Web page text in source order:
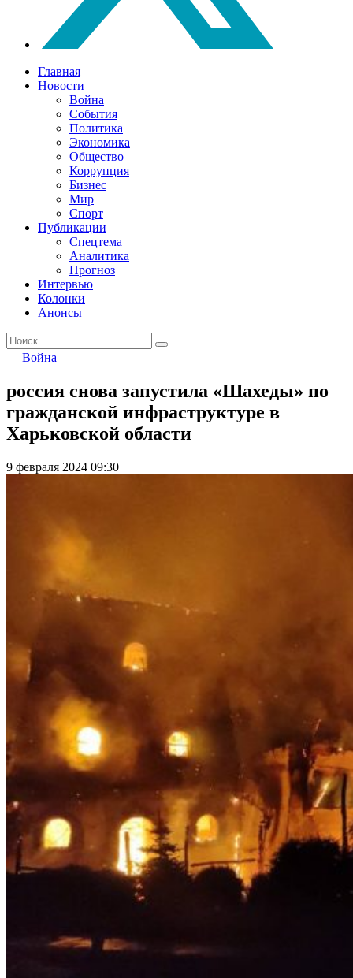
Главная
Новости
Война
События
Политика
Экономика
Общество
Коррупция
Бизнес
Мир
Спорт
Публикации
Спецтема
Аналитика
Прогноз
Интервью
Колонки
Анонсы
Война
россия снова запустила «Шахеды» по
гражданской инфраструктуре в
Харьковской области
9 февраля 2024 09:30